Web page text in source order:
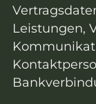
Leistungen,